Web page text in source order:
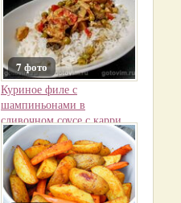
7 фото
Куриное филе с
шампиньонами в
сливочном соусе с карри